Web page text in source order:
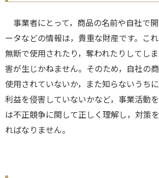
事業者にとって，商品の名前や自社で
ータなどの情報は，貴重な財産です。こ
無断で使用されたり，奪われたりしてし
害が生じかねません。そのため，自社の
使用されていないか，また知らないうち
利益を侵害していないかなど，事業活動
は不正競争に関して正しく理解し，対策
ればなりません。